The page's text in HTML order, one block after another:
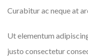
Curabitur ac neque at
Ut elementum
justo consectetur